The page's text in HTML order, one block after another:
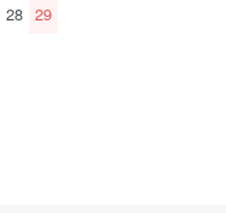
28 29